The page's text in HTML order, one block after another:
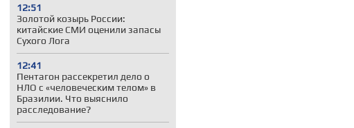
12:51
Золотой козырь России:
китайские СМИ оценили запасы
Сухого Лога
12:41
Пентагон рассекретил дело о
НЛО с «человеческим телом» в
Бразилии. Что выяснило
расследование?